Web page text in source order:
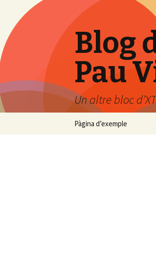
Blog
Pau
Un altre bloc
Vés
Pàgina d’exemple